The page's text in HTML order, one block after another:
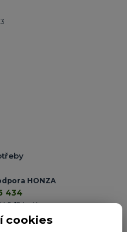
HONZA
434
9-18 hod.)
cookies